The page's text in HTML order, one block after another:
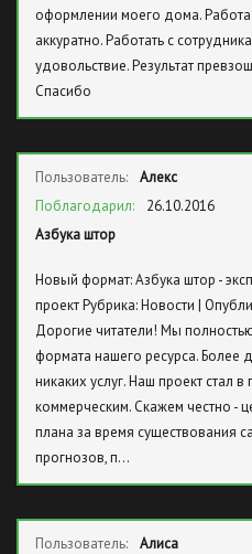
оформлении моего дома.
аккуратно. Работать с
удовольствие. Результат
Спасибо
Пользователь:
Алекс
Поблагодарил:
26.10.2016
Азбука штор
Новый формат: Азбука штор -
проект Рубрика: Новости |
Дорогие читатели! Мы
формата нашего ресурса. Более
никаких услуг. Наш проект стал
коммерческим. Скажем честно -
плана за время существования
прогнозов, п…
Пользователь:
Алиса